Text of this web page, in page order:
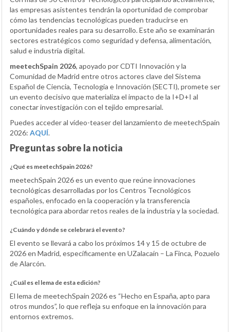
las empresas asistentes tendrán la oportunidad de comprobar
cómo las tendencias tecnológicas pueden traducirse en
oportunidades reales para su desarrollo. Este año se examinarán
sectores estratégicos como seguridad y defensa, alimentación,
salud e industria digital.
meetechSpain 2026, apoyado por CDTI Innovación y la
Comunidad de Madrid entre otros actores clave del Sistema
Español de Ciencia, Tecnología e Innovación (SECTI), promete ser
un evento decisivo que materializa el impacto de la I+D+I al
conectar investigación con el tejido empresarial.
Puedes acceder al vídeo-teaser del lanzamiento de meetechSpain
2026: AQUÍ.
Preguntas sobre la noticia
¿Qué es meetechSpain 2026?
meetechSpain 2026 es un evento que reúne innovaciones
tecnológicas desarrolladas por los Centros Tecnológicos
españoles, enfocado en la cooperación y la transferencia
tecnológica para abordar retos reales de la industria y la sociedad.
¿Cuándo y dónde se celebrará el evento?
El evento se llevará a cabo los próximos 14 y 15 de octubre de
2026 en Madrid, específicamente en UZalacaín – La Finca, Pozuelo
de Alarcón.
¿Cuál es el lema de esta edición?
El lema de meetechSpain 2026 es “Hecho en España, apto para
otros mundos”, lo que refleja su enfoque en la innovación para
entornos extremos.